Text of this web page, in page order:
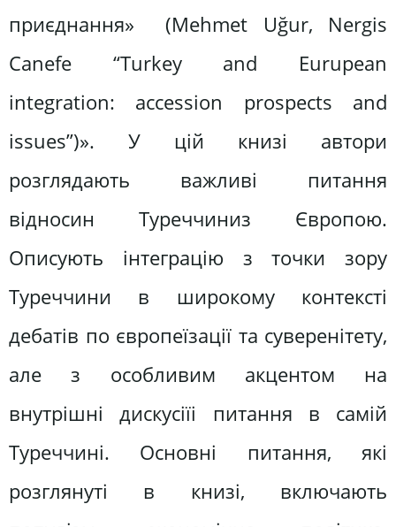
приєднання» (Mehmet Uğur, Nergis
Canefe “Turkey and Eurupean
integration: accession prospects and
issues”)». У цій книзі автори
розглядають важливі питання
відносин Туреччиниз Європою.
Описують інтеграцію з точки зору
Туреччини в широкому контексті
дебатів по європеїзації та суверенітету,
але з особливим акцентом на
внутрішні дискусіїі питання в самій
Туреччині. Основні питання, які
розглянуті в книзі, включають